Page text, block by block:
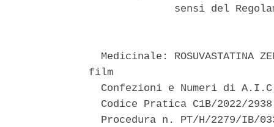
sensi del
Medicinale: ROSUVASTATINA
film
Confezioni e Numeri di
Codice Pratica C1B/2022/
Procedura n. PT/H/2279/IB/